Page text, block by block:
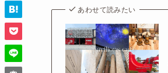
あわせて読みたい